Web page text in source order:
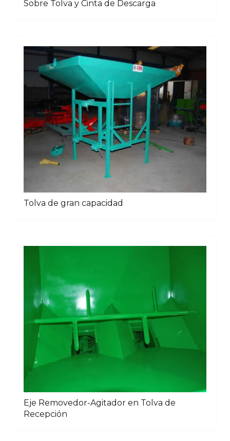
Sobre Tolva y Cinta de Descarga
Tolva de gran capacidad
Eje Removedor-Agitador en Tolva de
Recepción